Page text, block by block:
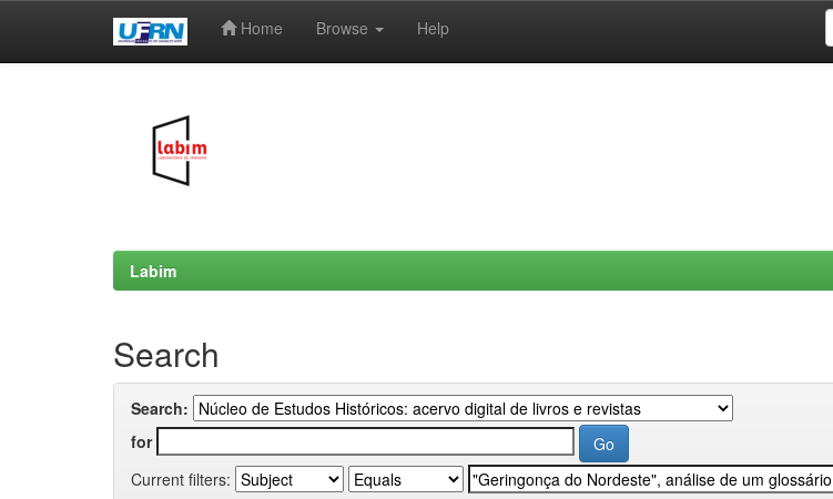
Home Browse Help
Labim
Search
Search:
for
Current filters: